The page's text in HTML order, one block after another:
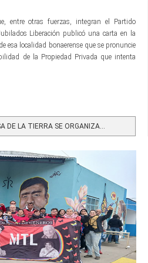
entre otras fuerzas, integran el Partido
Liberación publicó una carta en la
esa localidad bonaerense que se pronuncie
de la Propiedad Privada que intenta
DE LA TIERRA SE ORGANIZA...